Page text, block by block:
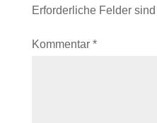
Erforderliche Felder
Kommentar *